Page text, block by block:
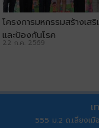
โครงการมหกรรมสร้างเส
และป้องกันโรค
22 ก.ค. 2569
เ
555 ม.2 ถ.เลี่ยงเ